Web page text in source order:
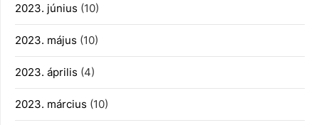
2023. június (10)
2023. május (10)
2023. április (4)
2023. március (10)